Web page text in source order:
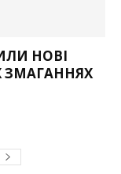
НОВІ
ЗМАГАННЯХ